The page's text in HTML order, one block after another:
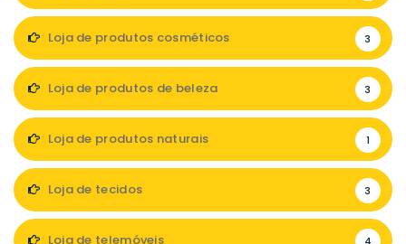
Loja de produtos cosméticos 3
Loja de produtos de beleza 3
Loja de produtos naturais 1
Loja de tecidos 3
Loja de telemóveis